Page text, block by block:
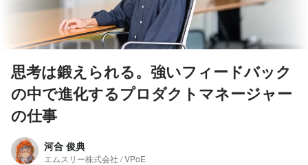
思考は鍛えられる。強いフィードバック
の中で進化するプロダクトマネージャー
の仕事
河合 俊典
エムスリー株式会社 / VPoE